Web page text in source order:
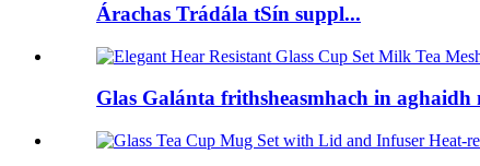
Árachas Trádála tSín suppl...
Glas Galánta frithsheasmhach in aghaidh